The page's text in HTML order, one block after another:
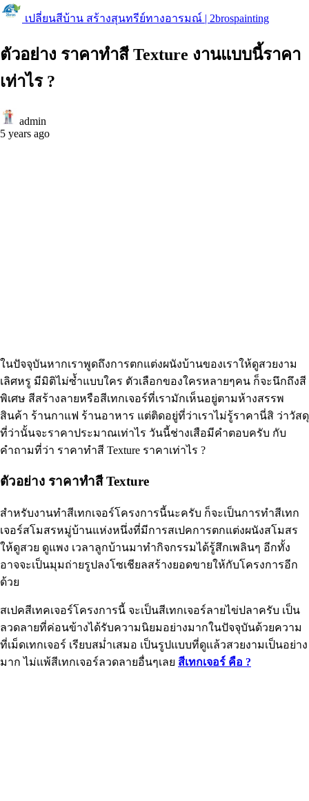
เปลี่ยนสีบ้าน สร้างสุนทรีย์ทางอารมณ์ | 2brospainting
ตัวอย่าง ราคาทำสี Texture งานแบบนี้ราคา
เท่าไร ?
admin
5 years ago
ในปัจจุบันหากเราพูดถึงการตกแต่งผนังบ้านของเราให้ดูสวยงาม
เลิศหรู มีมิติไม่ซ้ำแบบใคร ตัวเลือกของใครหลายๆคน ก็จะนึกถึงสี
พิเศษ สีสร้างลายหรือสีเทกเจอร์ที่เรามักเห็นอยู่ตามห้างสรรพ
สินค้า ร้านกาแฟ ร้านอาหาร แต่ติดอยู่ที่ว่าเราไม่รู้ราคานี่สิ ว่าวัสดุ
ที่ว่านั้นจะราคาประมาณเท่าไร วันนี้ช่างเสือมีคำตอบครับ กับ
คำถามที่ว่า ราคาทำสี Texture ราคาเท่าไร ?
ตัวอย่าง ราคาทำสี Texture
สำหรับงานทำสีเทกเจอร์โครงการนี้นะครับ ก็จะเป็นการทำสีเทก
เจอร์สโมสรหมู่บ้านแห่งหนึ่งที่มีการสเปคการตกแต่งผนังสโมสร
ให้ดูสวย ดูแพง เวลาลูกบ้านมาทำกิจกรรมได้รู้สึกเพลินๆ อีกทั้ง
อาจจะเป็นมุมถ่ายรูปลงโซเชียลสร้างยอดขายให้กับโครงการอีก
ด้วย
สเปคสีเทคเจอร์โครงการนี้ จะเป็นสีเทกเจอร์ลายไข่ปลาครับ เป็น
ลวดลายที่ค่อนข้างได้รับความนิยมอย่างมากในปัจจุบันด้วยความ
ที่เม็ดเทกเจอร์ เรียบสม่ำเสมอ เป็นรูปเเบบที่ดูเเล้วสวยงามเป็นอย่าง
มาก ไม่เเพ้สีเทกเจอร์ลวดลายอื่นๆเลย สีเทกเจอร์ คือ ?